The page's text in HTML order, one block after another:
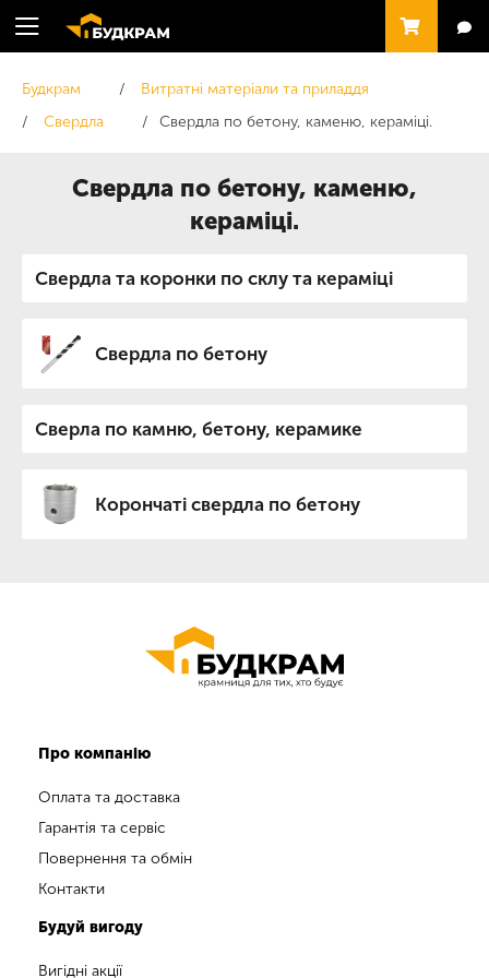
Будкрам
Витратні матеріали та приладдя
Свердла
Свердла по бетону, каменю, кераміці.
Свердла по бетону, каменю,
кераміці.
Свердла та коронки по склу та кераміці
Свердла по бетону
Сверла по камню, бетону, керамике
Корончаті свердла по бетону
Про компанію
Оплата та доставка
Гарантія та сервіс
Повернення та обмін
Контакти
Будуй вигоду
Вигідні акції